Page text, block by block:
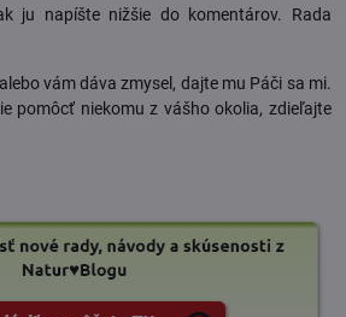
ju napíšte nižšie do komentárov. Rada
vám dáva zmysel, dajte mu Páči sa mi.
pomôcť niekomu z vášho okolia, zdieľajte